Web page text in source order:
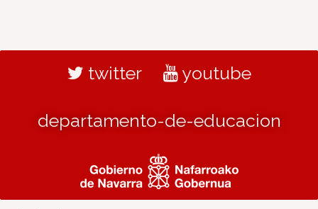
twitter youtube
departamento-de-educacion